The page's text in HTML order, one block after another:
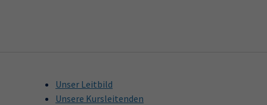
Unser Leitbild
Unsere Kursleitenden